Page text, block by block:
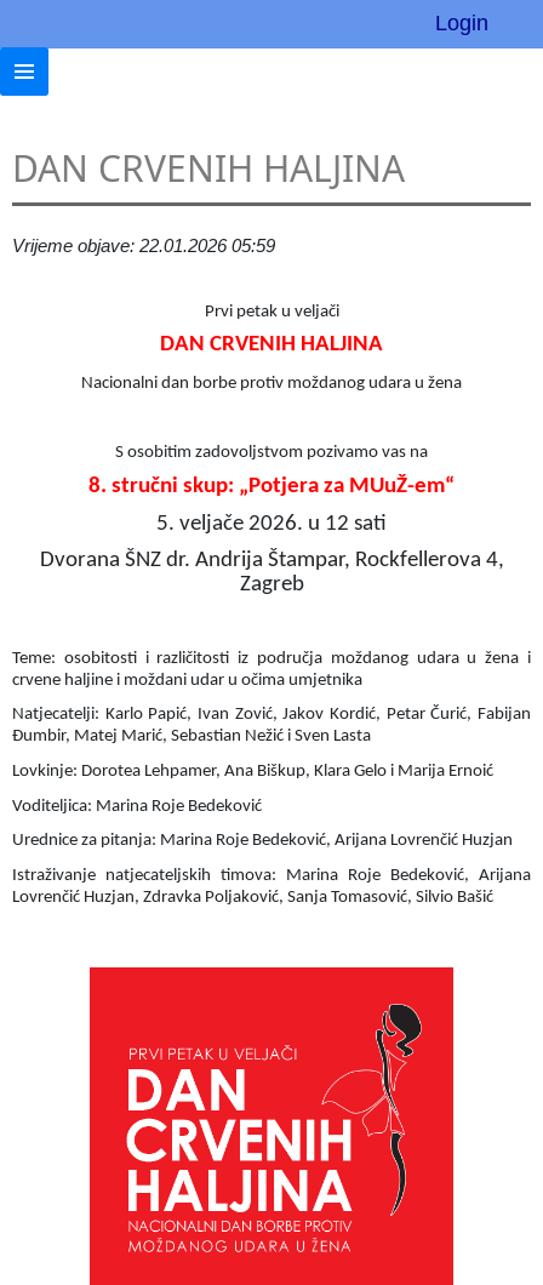
Login
DAN CRVENIH HALJINA
Vrijeme objave: 22.01.2026 05:59
Prvi petak u veljači
DAN CRVENIH HALJINA
Nacionalni dan borbe protiv moždanog udara u žena
S osobitim zadovoljstvom pozivamo vas na
8. stručni skup: „Potjera za MUuŽ-em“
5. veljače 2026. u 12 sati
Dvorana ŠNZ dr. Andrija Štampar, Rockfellerova 4,
Zagreb
Teme: osobitosti i različitosti iz područja moždanog udara u žena i
crvene haljine i moždani udar u očima umjetnika
Natjecatelji: Karlo Papić, Ivan Zović, Jakov Kordić, Petar Čurić, Fabijan
Đumbir, Matej Marić, Sebastian Nežić i Sven Lasta
Lovkinje: Dorotea Lehpamer, Ana Biškup, Klara Gelo i Marija Ernoić
Voditeljica: Marina Roje Bedeković
Urednice za pitanja: Marina Roje Bedeković, Arijana Lovrenčić Huzjan
Istraživanje natjecateljskih timova: Marina Roje Bedeković, Arijana
Lovrenčić Huzjan, Zdravka Poljaković, Sanja Tomasović, Silvio Bašić